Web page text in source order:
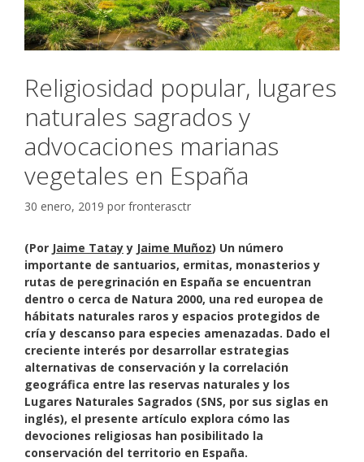
Religiosidad popular, lugares
naturales sagrados y
advocaciones marianas
vegetales en España
30 enero, 2019 por fronterasctr
(Por Jaime Tatayy Jaime Muñoz) Un número
importante de santuarios, ermitas, monasterios y
rutas de peregrinación en España se encuentran
dentro o cerca de Natura 2000, una red europea de
hábitats naturales raros y espacios protegidos de
cría y descanso para especies amenazadas. Dado el
creciente interés por desarrollar estrategias
alternativas de conservación y la correlación
geográfica entre las reservas naturales y los
Lugares Naturales Sagrados (SNS, por sus siglas en
inglés), el presente artículo explora cómo las
devociones religiosas han posibilitado la
conservación del territorio en España.